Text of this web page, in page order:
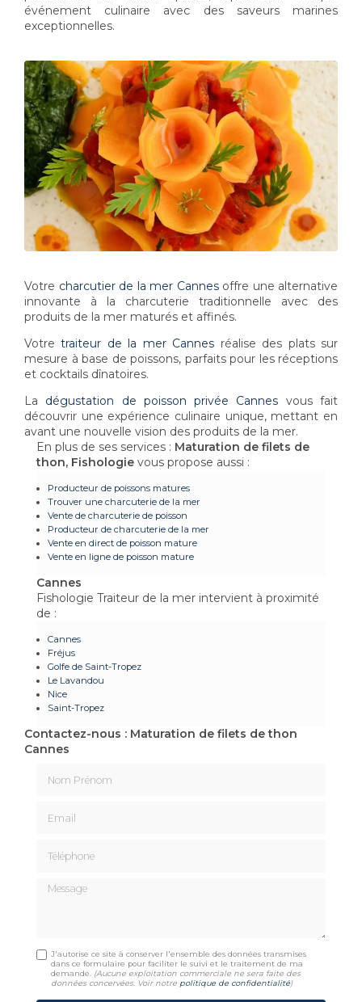
événement culinaire avec des saveurs marines
exceptionnelles.
Votre charcutier de la mer Cannesoffre une alternative
innovante à la charcuterie traditionnelle avec des
produits de la mer maturés et affinés.
Votretraiteur de la mer Cannes réalise des plats sur
mesure à base de poissons, parfaits pour les réceptions
et cocktails dînatoires.
La dégustation de poisson privée Cannes vous fait
découvrir une expérience culinaire unique, mettant en
avant une nouvelle vision des produits de la mer.
En plus de ses services : Maturation de filets de
thon, Fishologie vous propose aussi :
Producteur de poissons matures
Trouver une charcuterie de la mer
Vente de charcuterie de poisson
Producteur de charcuterie de la mer
Vente en direct de poisson mature
Vente en ligne de poisson mature
Cannes
Fishologie Traiteur de la mer intervient à proximité
de :
Cannes
Fréjus
Golfe de Saint-Tropez
Le Lavandou
Nice
Saint-Tropez
Contactez-nous : Maturation de filets de thon
Cannes
Message
J'autorise ce site à conserver l'ensemble des données transmises
dans ce formulaire pour faciliter le suivi et le traitement de ma
demande. (Aucune exploitation commerciale ne sera faite des
données concervées. Voir notre politique de confidentialité)